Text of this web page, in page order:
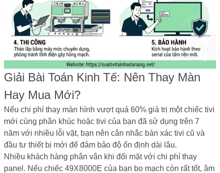
Giải Bài Toán Kinh Tế: Nên Thay Màn
Hay Mua Mới?
Nếu chi phí thay màn hình vượt quá 60% giá trị một chiếc tivi
mới cùng phân khúc hoặc tivi của bạn đã sử dụng trên 7
năm với nhiều lỗi vặt, bạn nên cân nhắc bán xác tivi cũ và
đầu tư thiết bị mới để đảm bảo độ ổn định dài lâu.
Nhiều khách hàng phân vân khi đối mặt với chi phí thay
panel. Nếu chiếc 49X8000E của bạn bo mạch còn rất tốt, âm